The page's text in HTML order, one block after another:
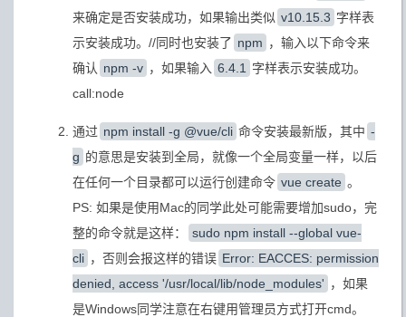
来确定是否安装成功，如果输出类似 v10.15.3 字样表
示安装成功。//同时也安装了 npm ，输入以下命令来
确认 npm -v ，如果输入 6.4.1
字样表示安装成功。
call:node
通过 npm install -g @vue/cli 命令安装最新版，其中 -
g 的意思是安装到全局，就像一个全局变量一样，以后
在任何一个目录都可以运行创建命令 vue create 。
PS: 如果是使用Mac的同学此处可能需要增加sudo，完
整的命令就是这样：
sudo npm install --global vue-
cli ，否则会报这样的错误 Error: EACCES: permission
denied, access '/usr/local/lib/node_modules' ，如果
是Windows同学注意在右键用管理员方式打开cmd。